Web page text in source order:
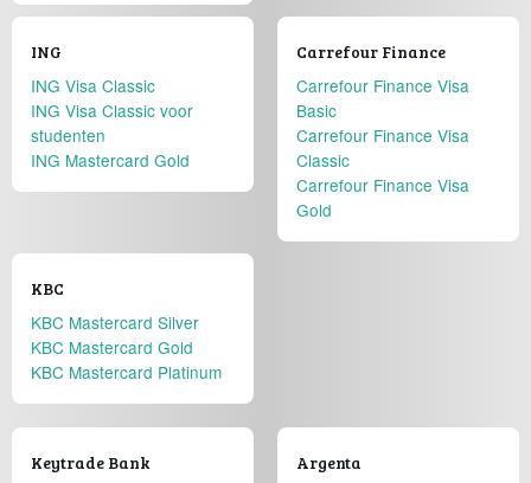
ING
ING Visa Classic
ING Visa Classic voor
studenten
ING Mastercard Gold
Carrefour Finance
Carrefour Finance Visa
Basic
Carrefour Finance Visa
Classic
Carrefour Finance Visa
Gold
KBC
KBC Mastercard Silver
KBC Mastercard Gold
KBC Mastercard Platinum
Keytrade Bank Argenta